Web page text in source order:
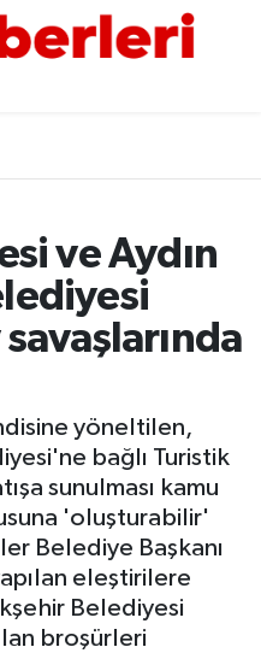
ve Aydın
yöneltilen,
bağlı Turistik
sunulması kamu
'oluşturabilir'
Belediye Başkanı
eleştirilere
Belediyesi
broşürleri
ve Fikstür